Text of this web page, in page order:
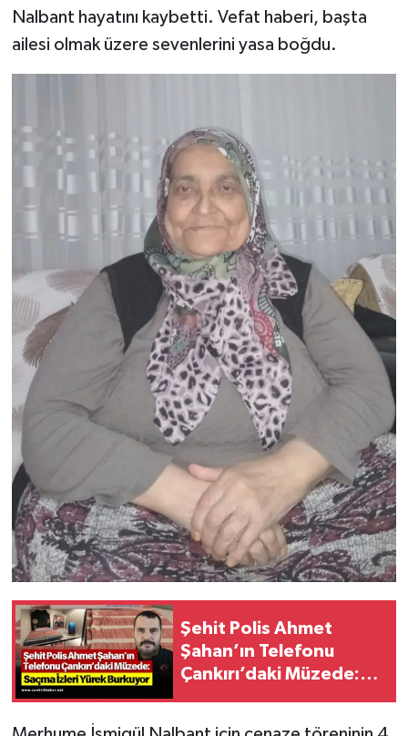
Nalbant hayatını kaybetti. Vefat haberi, başta
ailesi olmak üzere sevenlerini yasa boğdu.
Şehit Polis Ahmet
Şahan’ın Telefonu
Çankırı’daki Müzede: